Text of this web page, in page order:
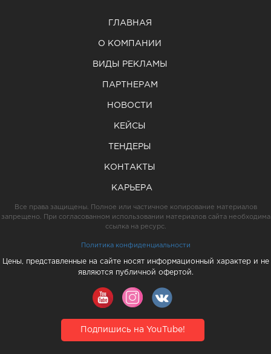
ГЛАВНАЯ
О КОМПАНИИ
ВИДЫ РЕКЛАМЫ
ПАРТНЕРАМ
НОВОСТИ
КЕЙСЫ
ТЕНДЕРЫ
КОНТАКТЫ
КАРЬЕРА
Все права защищены. Полное или частичное копирование материалов
запрещено. При согласованном использовании материалов сайта необходима
ссылка на ресурс.
Политика конфиденциальности
Цены, представленные на сайте носят информационный характер и не
являются публичной офертой.
Подпишись на YouTube!